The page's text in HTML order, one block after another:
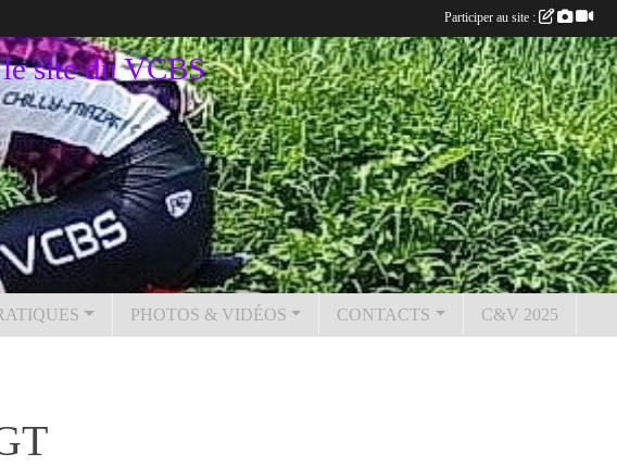
site du VCBS
PHOTOS & VIDÉOS CONTACTS C&V 2025
Participer au site :